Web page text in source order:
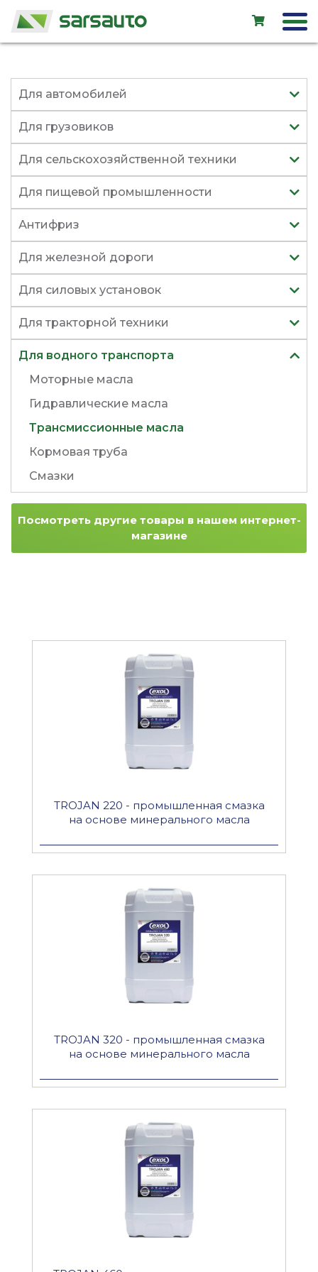
Автосервис
Прокат
Магазин
Новые авто
Для автомобилей
Для грузовиков
Для сельскохозяйственной техники
Для пищевой промышленности
Антифриз
Для железной дороги
Для силовых установок
Для тракторной техники
Для водного транспорта
Моторные масла
Гидравлические масла
Трансмиссионные масла
Кормовая труба
Смазки
Посмотреть другие товары в нашем интернет-
магазине
TROJAN 220 - промышленная смазка
на основе минерального масла
TROJAN 320 - промышленная смазка
на основе минерального масла